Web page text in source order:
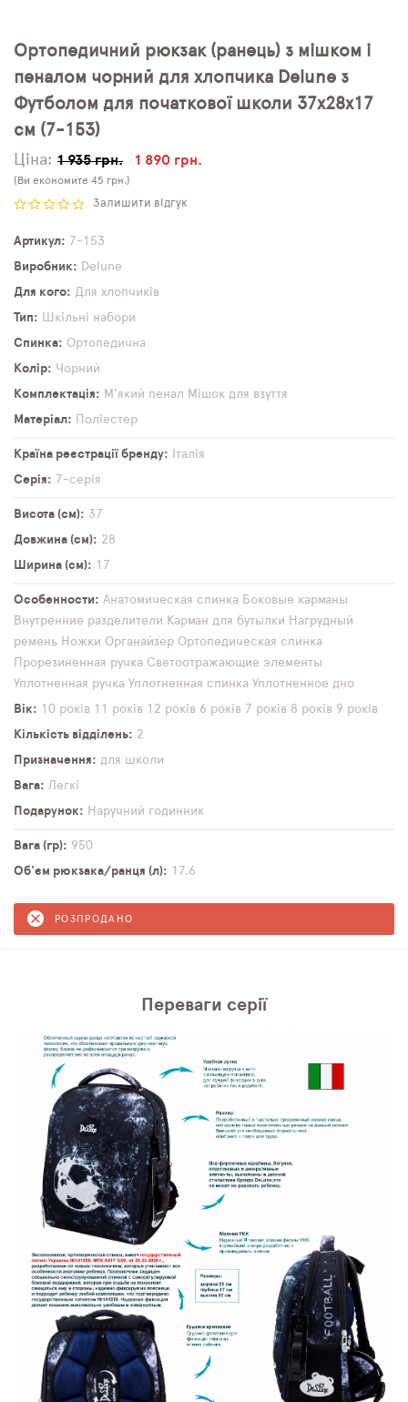
Ортопедичний рюкзак (ранець) з мішком і
пеналом чорний для хлопчика Delune з
Футболом для початкової школи 37х28х17
см (7-153)
Ціна: 1 935 грн. 1 890 грн.
(Ви економите 45 грн.)
Залишити відгук
Артикул
7-153
Виробник
Delune
Для кого
Для хлопчиків
Тип
Шкільні набори
Спинка
Ортопедична
Колір
Чорний
Комплектація
М'який пенал Мішок для взуття
Матеріал
Поліестер
Країна реєстрації бренду
Італія
Серія
7-серія
Висота (см)
37
Довжина (см)
28
Ширина (см)
17
Особенности Анатомическая спинка Боковые карманы
Внутренние разделители Карман для бутылки Нагрудный
ремень Ножки Органайзер Ортопедическая спинка
Прорезиненная ручка Светоотражающие элементы
Уплотненная ручка Уплотненная спинка Уплотненное дно
Вік
10 років 11 років 12 років 6 років 7 років 8 років 9 років
Кількість відділень
2
Призначення
для школи
Вага
Легкі
Подарунок
Наручний годинник
Вага (гр)
950
Об'єм рюкзака/ранця (л)
17,6
РОЗПРОДАНО
Переваги серії